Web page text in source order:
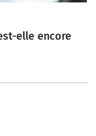
elle encore